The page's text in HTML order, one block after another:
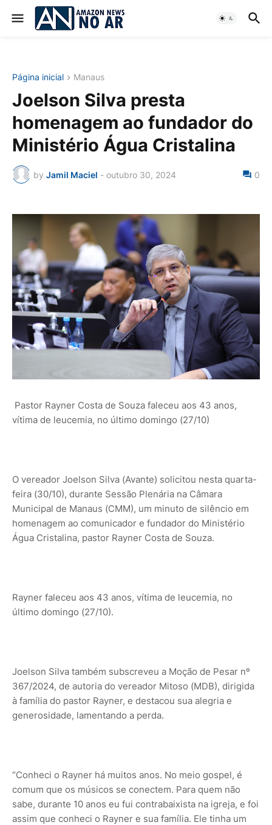
Página inicial Manaus
Joelson Silva presta
homenagem ao fundador do
Ministério Água Cristalina
by Jamil Maciel - outubro 30, 2024 0
Pastor Rayner Costa de Souza faleceu aos 43 anos,
vítima de leucemia, no último domingo (27/10)
O vereador Joelson Silva (Avante) solicitou nesta quarta-
feira (30/10), durante Sessão Plenária na Câmara
Municipal de Manaus (CMM), um minuto de silêncio em
homenagem ao comunicador e fundador do Ministério
Água Cristalina, pastor Rayner Costa de Souza.
Rayner faleceu aos 43 anos, vítima de leucemia, no
último domingo (27/10).
Joelson Silva também subscreveu a Moção de Pesar nº
367/2024, de autoria do vereador Mitoso (MDB), dirigida
à família do pastor Rayner, e destacou sua alegria e
generosidade, lamentando a perda.
“Conheci o Rayner há muitos anos. No meio gospel, é
comum que os músicos se conectem. Para quem não
sabe, durante 10 anos eu fui contrabaixista na igreja, e foi
assim que conheci o Rayner e sua família. Ele tinha um